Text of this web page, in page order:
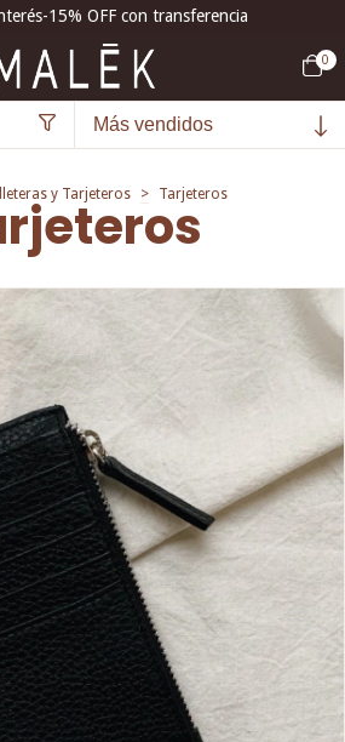
15% OFF con transferencia
0
y Tarjeteros > Tarjeteros